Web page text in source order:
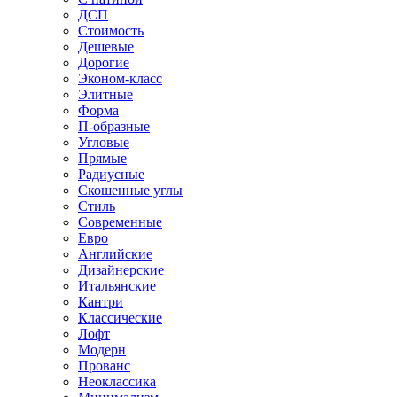
ДСП
Стоимость
Дешевые
Дорогие
Эконом-класс
Элитные
Форма
П-образные
Угловые
Прямые
Радиусные
Скошенные углы
Стиль
Современные
Евро
Английские
Дизайнерские
Итальянские
Кантри
Классические
Лофт
Модерн
Прованс
Неоклассика